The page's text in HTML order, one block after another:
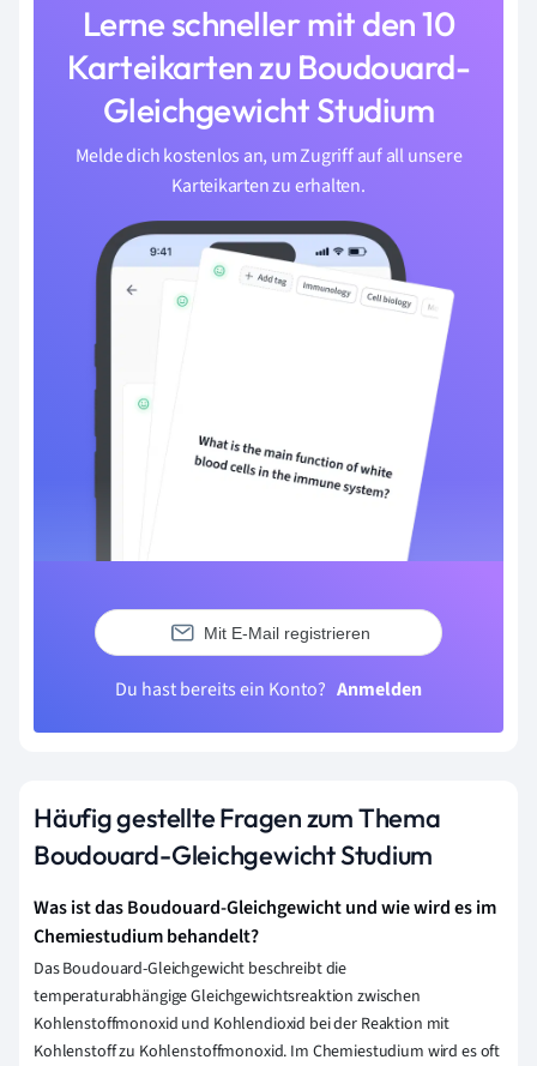
Lerne schneller mit den 10
Karteikarten zu Boudouard-
Gleichgewicht Studium
Melde dich kostenlos an, um Zugriff auf all unsere
Karteikarten zu erhalten.
Mit E-Mail registrieren
Du hast bereits ein Konto? Anmelden
Häufig gestellte Fragen zum Thema
Boudouard-Gleichgewicht Studium
Was ist das Boudouard-Gleichgewicht und wie wird es im
Chemiestudium behandelt?
Das Boudouard-Gleichgewicht beschreibt die
temperaturabhängige Gleichgewichtsreaktion zwischen
Kohlenstoffmonoxid und Kohlendioxid bei der Reaktion mit
Kohlenstoff zu Kohlenstoffmonoxid. Im Chemiestudium wird es oft